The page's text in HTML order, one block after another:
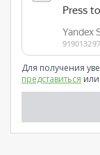
Для получения
представиться или